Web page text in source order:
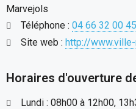
Marvejols
Téléphone : 04 66 32 00 45
Site web : http://
Horaires d'ouverture
Lundi : 08h00 à 12h00,